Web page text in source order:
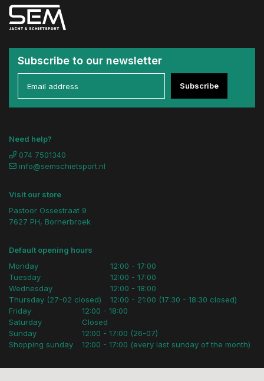
Subscribe to our newsletter
Subscribe
Need help?
074 7501340
info@semschietsport.nl
Visit our store
Pastoor Ossestraat 9
7627 PH, Bornerbroek
Default opening hours
Monday
Tuesday
Wednesday
Thursday (27-02 closed)
12:00 - 17:00
12:00 - 17:00
12:00 - 18:00
12:00 - 21:00 (17:30 - 18:30 closed)
Friday
Saturday
Sunday
Shopping sunday
12:00 - 18:00
Closed
12:00 - 17:00 (26-07)
12:00 - 17:00 (every last sunday of the month)